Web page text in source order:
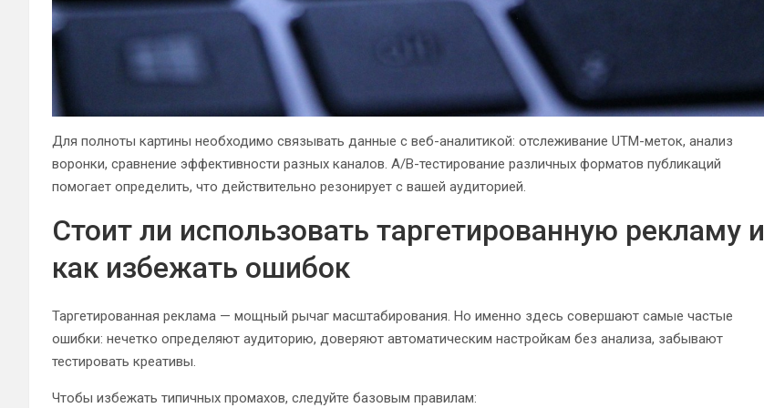
Для полноты картины необходимо связывать данные с веб-аналитикой: отслеживание UTM-меток, анализ
воронки, сравнение эффективности разных каналов. A/B-тестирование различных форматов публикаций
помогает определить, что действительно резонирует с вашей аудиторией.
Стоит ли использовать таргетированную рекламу и
как избежать ошибок
Таргетированная реклама — мощный рычаг масштабирования. Но именно здесь совершают самые частые
ошибки: нечетко определяют аудиторию, доверяют автоматическим настройкам без анализа, забывают
тестировать креативы.
Чтобы избежать типичных промахов, следуйте базовым правилам: